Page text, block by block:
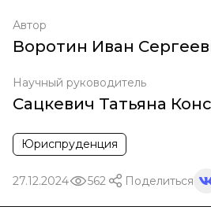
Автор
Воротин Иван
Научный руководитель
Сацкевич Татьяна
Юриспруденция
27.12.2024 562 Поделиться